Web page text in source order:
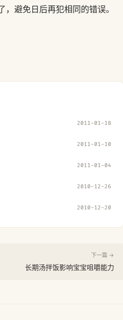
避免日后再犯相同的错误。
2011-01-18
2011-01-10
2011-01-04
2010-12-26
2010-12-20
下一篇 →
长期汤拌饭影响宝宝咀嚼能力